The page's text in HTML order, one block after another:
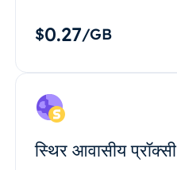
$0.27/GB
स्थिर आवासीय प्रॉक्सी